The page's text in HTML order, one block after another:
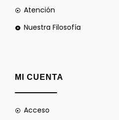
Atención
Nuestra Filosofía
MI CUENTA
Acceso